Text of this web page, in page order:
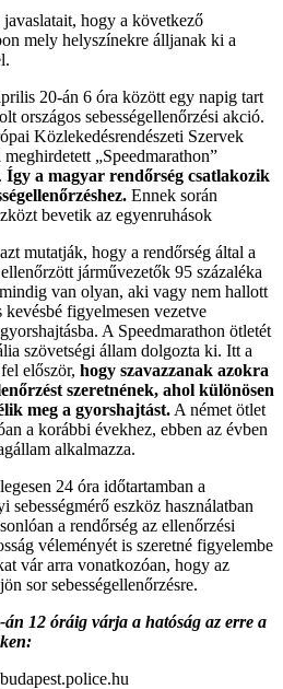
hogy a következő
mely helyszínekre álljanak ki a
20-án 6 óra között egy napig tart
országos sebességellenőrzési akció.
Közlekedésrendészeti Szervek
„Speedmarathon”
Így a magyar rendőrség csatlakozik
Ennek során
bevetik az egyenruhások
mutatják, hogy a rendőrség által a
járművezetők 95 százaléka
van olyan, aki vagy nem hallott
kevésbé figyelmesen vezetve
A Speedmarathon ötletét
szövetségi állam dolgozta ki. Itt a
először, hogy szavazzanak azokra
szeretnének, ahol különösen
meg a gyorshajtást. A német ötlet
a korábbi évekhez, ebben az évben
alkalmazza.
24 óra időtartamban a
sebességmérő eszköz használatban
a rendőrség az ellenőrzési
véleményét is szeretné figyelembe
vár arra vonatkozóan, hogy az
sor sebességellenőrzésre.
12 óráig várja a hatóság az erre a